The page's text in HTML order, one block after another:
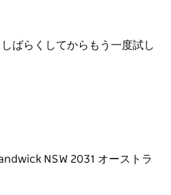
ばらくしてからもう一度試し
NSW 2031 オーストラ